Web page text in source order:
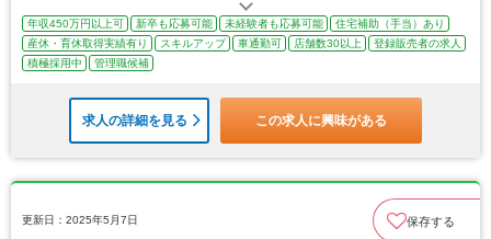
年収450万円以上可 新卒も応募可能 未経験者も応募可能
住宅補助（手当）あり
産休・育休取得実績有り
スキルアップ 車通勤可 店舗数30以上
登録販売者の求人
積極採用中
管理職候補
求人の詳細を見る この求人に興味がある
更新日：2025年5月7日 保存する